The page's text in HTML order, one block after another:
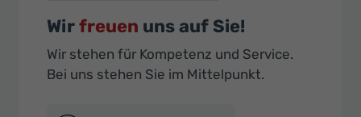
Wirfreuen uns auf Sie!
Wir stehen für Kompetenz und Service.
Bei uns stehen Sie im Mittelpunkt.